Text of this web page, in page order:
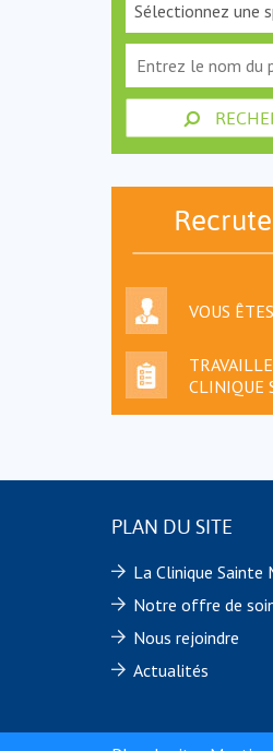
VOUS
CLINIQUE
PLAN DU SITE
La Clinique Sainte
Notre offre de
Nous rejoindre
Actualités